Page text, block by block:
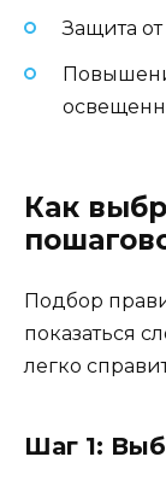
Защита
Как
Подбор
показаться
легко
Шаг 1: